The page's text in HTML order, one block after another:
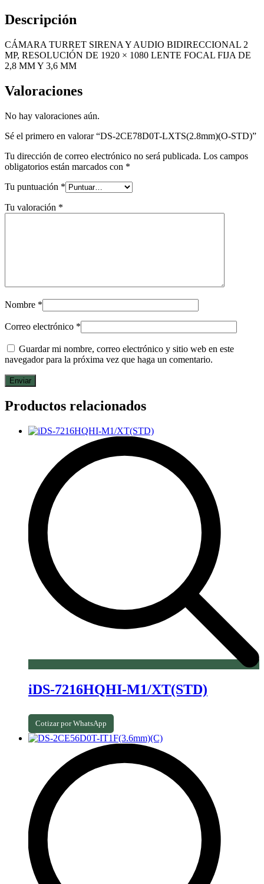
Descripción
CÁMARA TURRET SIRENA Y AUDIO BIDIRECCIONAL 2
MP, RESOLUCIÓN DE 1920 × 1080 LENTE FOCAL FIJA DE
2,8 MM Y 3,6 MM
Valoraciones
No hay valoraciones aún.
Sé el primero en valorar “DS-2CE78D0T-LXTS(2.8mm)(O-STD)”
Tu dirección de correo electrónico no será publicada. Los campos
obligatorios están marcados con *
Tu puntuación *
Tu valoración *
Nombre *
Correo electrónico *
Guardar mi nombre, correo electrónico y sitio web en este
navegador para la próxima vez que haga un comentario.
Productos relacionados
iDS-7216HQHI-M1/XT(STD)
Cotizar por WhatsApp